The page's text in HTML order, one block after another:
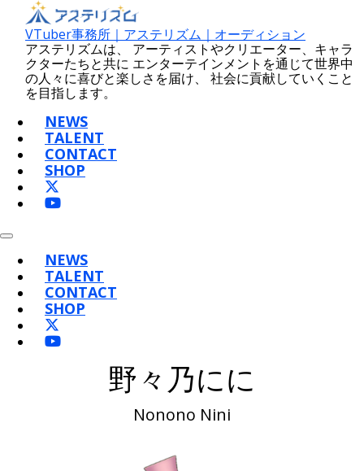
VTuber事務所｜アステリズム｜オーディション
アステリズムは、 アーティストやクリエーター、キャラ
クターたちと共に エンターテインメントを通じて世界中
の人々に喜びと楽しさを届け、 社会に貢献していくこと
を目指します。
NEWS
TALENT
CONTACT
SHOP
メ
ニ
ュ
NEWS
TALENT
CONTACT
SHOP
野々乃にに
Nonono Nini